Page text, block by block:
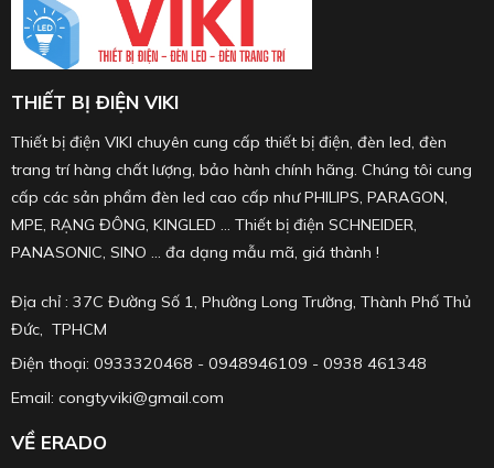
THIẾT BỊ ĐIỆN VIKI
Thiết bị điện VIKI chuyên cung cấp thiết bị điện, đèn led, đèn
trang trí hàng chất lượng, bảo hành chính hãng. Chúng tôi cung
cấp các sản phẩm đèn led cao cấp như PHILIPS, PARAGON,
MPE, RẠNG ĐÔNG, KINGLED ... Thiết bị điện SCHNEIDER,
PANASONIC, SINO ... đa dạng mẫu mã, giá thành !
Địa chỉ : 37C Đường Số 1, Phường Long Trường, Thành Phố Thủ
Đức, TPHCM
Điện thoại: 0933320468 - 0948946109 - 0938 461348
Email: congtyviki@gmail.com
VỀ ERADO